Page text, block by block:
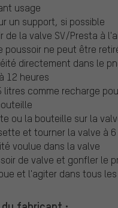
usage
un support, si possible
de la valve SV/Presta à
poussoir ne peut être
directement dans le
12 heures
litres comme recharge
ou la bouteille sur la
et tourner la valve à 6
voulue dans la valve
de valve et gonfler le
et l'agiter dans tous